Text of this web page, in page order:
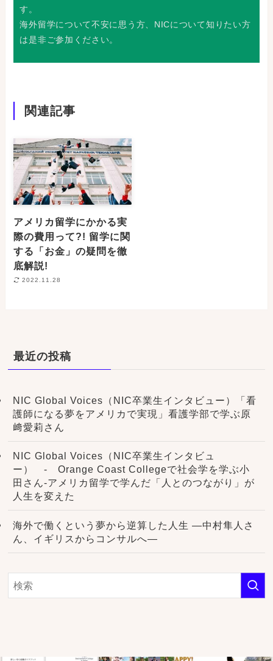
す。
海外留学について不安に思う方、NICについて知りたい方
は是非ご参加ください。
関連記事
アメリカ留学にかかる実
際の費用って?! 留学に関
する「お金」の疑問を徹
底解説!
2022.11.28
最近の投稿
NIC Global Voices（NIC卒業生インタビュー）「看
護師になる夢をアメリカで実現」看護学部で学ぶ原
﨑愛莉さん
NIC Global Voices（NIC卒業生インタビュ
ー） - Orange Coast Collegeで社会学を学ぶ小
田さん-アメリカ留学で学んだ「人とのつながり」が
人生を変えた
海外で働くという夢から逆算した人生 ―中村隼人さ
ん、イギリスからコンサルへ―